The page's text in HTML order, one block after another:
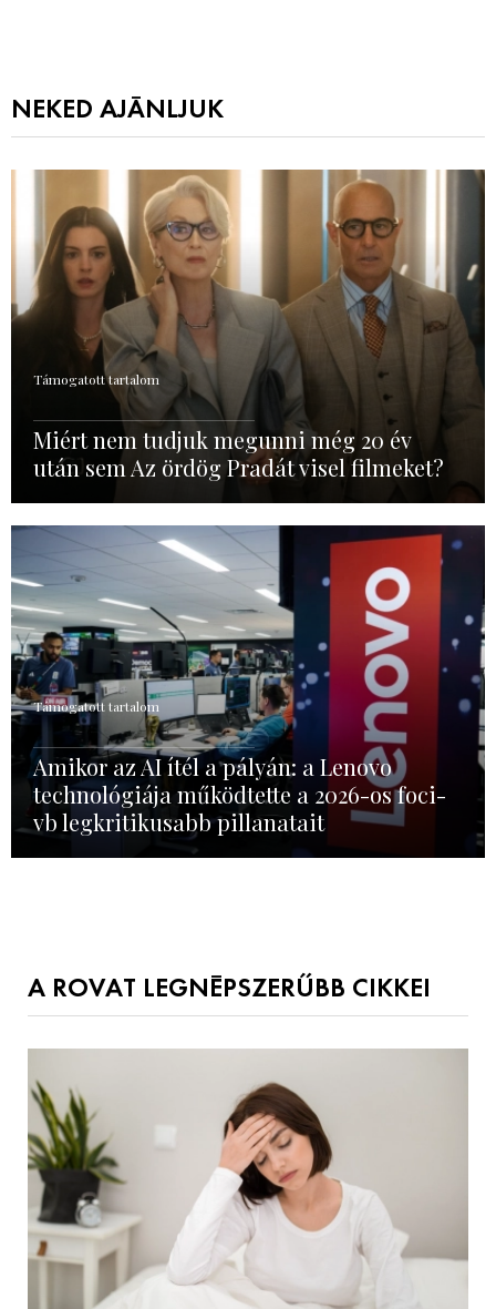
NEKED AJÁNLJUK
Támogatott tartalom
Miért nem tudjuk megunni még 20 év
után sem Az ördög Pradát visel filmeket?
Támogatott tartalom
Amikor az AI ítél a pályán: a Lenovo
technológiája működtette a 2026-os foci-
vb legkritikusabb pillanatait
A ROVAT LEGNÉPSZERŰBB CIKKEI